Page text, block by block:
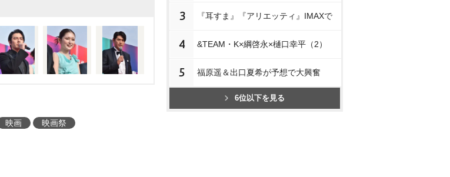
映画 映画祭
3 『耳すま』『アリエッティ』IMAXで
4 &TEAM・K×綱啓永×樋口幸平（2）
5 福原遥＆出口夏希が予想で大興奮
6位以下を見る